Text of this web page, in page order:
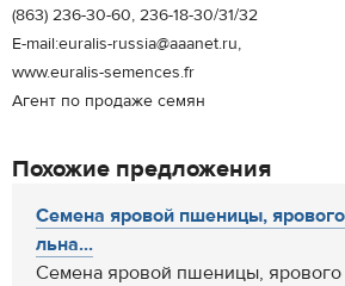
(863) 236-30-60, 236-18-30/31/32
E-mail:euralis-russia@aaanet.ru,
www.euralis-semences.fr
Агент по продаже семян
Похожие предложения
Семена яровой пшеницы,
льна...
Семена яровой пшеницы, ярового